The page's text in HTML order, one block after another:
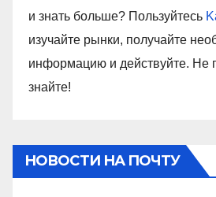
и знать больше? Пользуйтесь
изучайте рынки, получайте
информацию и действуйте. Не
знайте!
НОВОСТИ НА ПОЧТУ